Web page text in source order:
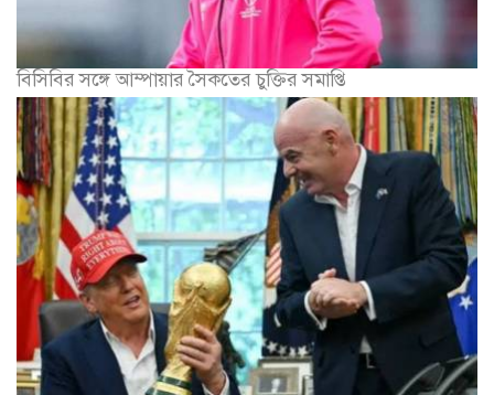
বিসিবির সঙ্গে আম্পায়ার সৈকতের চুক্তির সমাপ্তি